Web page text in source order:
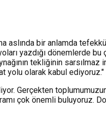
aslında bir anlamda
yazdığı dönemlerde bu
tekliğinin
yolu olarak kabul ediyoruz."
Gerçekten
çok önemli buluyoruz.